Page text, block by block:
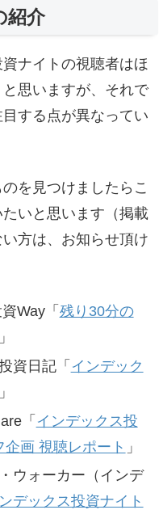
紹介
ナイトの視聴者はほ
思いますが、それで
する点が異なってい
を見つけましたらこ
いと思います（掲載
方は、お知らせ頂け
Way「 残り30分の
」
資日記「 インデック
」
「 インデックス投
画 視聴レポート 」
ウォーカー（インデ
デックス投資ナイト